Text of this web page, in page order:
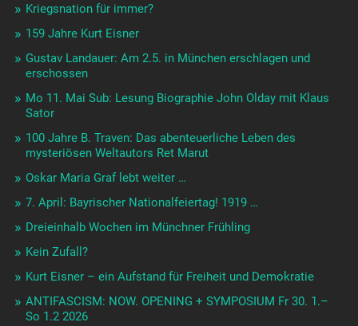
Kriegsnation für immer?
159 Jahre Kurt Eisner
Gustav Landauer: Am 2.5. in München erschlagen und
erschossen
Mo 11. Mai Sub: Lesung Biographie John Olday mit Klaus
Sator
100 Jahre B. Traven: Das abenteuerliche Leben des
mysteriösen Weltautors Ret Marut
Oskar Maria Graf lebt weiter …
7. April: Bayrischer Nationalfeiertag! 1919 …
Dreieinhalb Wochen im Münchner Frühling
Kein Zufall?
Kurt Eisner – ein Aufstand für Freiheit und Demokratie
ANTIFASCISM: NOW. OPENING + SYMPOSIUM Fr 30. 1.–
So 1.2 2026